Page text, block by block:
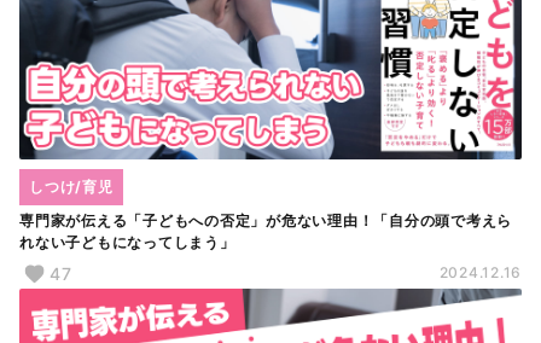
専門家が伝える「子どもへの否定」が危ない理由！「自分の頭で考えら
れない子どもになってしまう」
しつけ/育児
47 2024.12.16